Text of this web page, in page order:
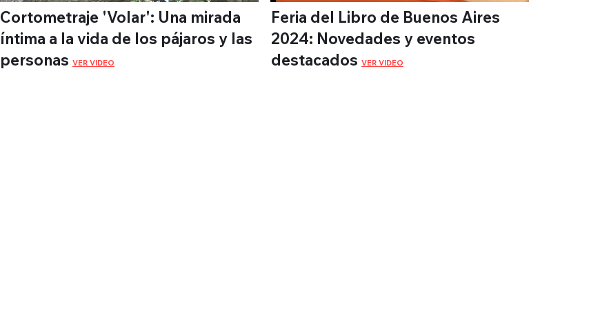
Cortometraje 'Volar': Una mirada
íntima a la vida de los pájaros y las
personas VER VIDEO
Feria del Libro de Buenos Aires
2024: Novedades y eventos
destacados VER VIDEO